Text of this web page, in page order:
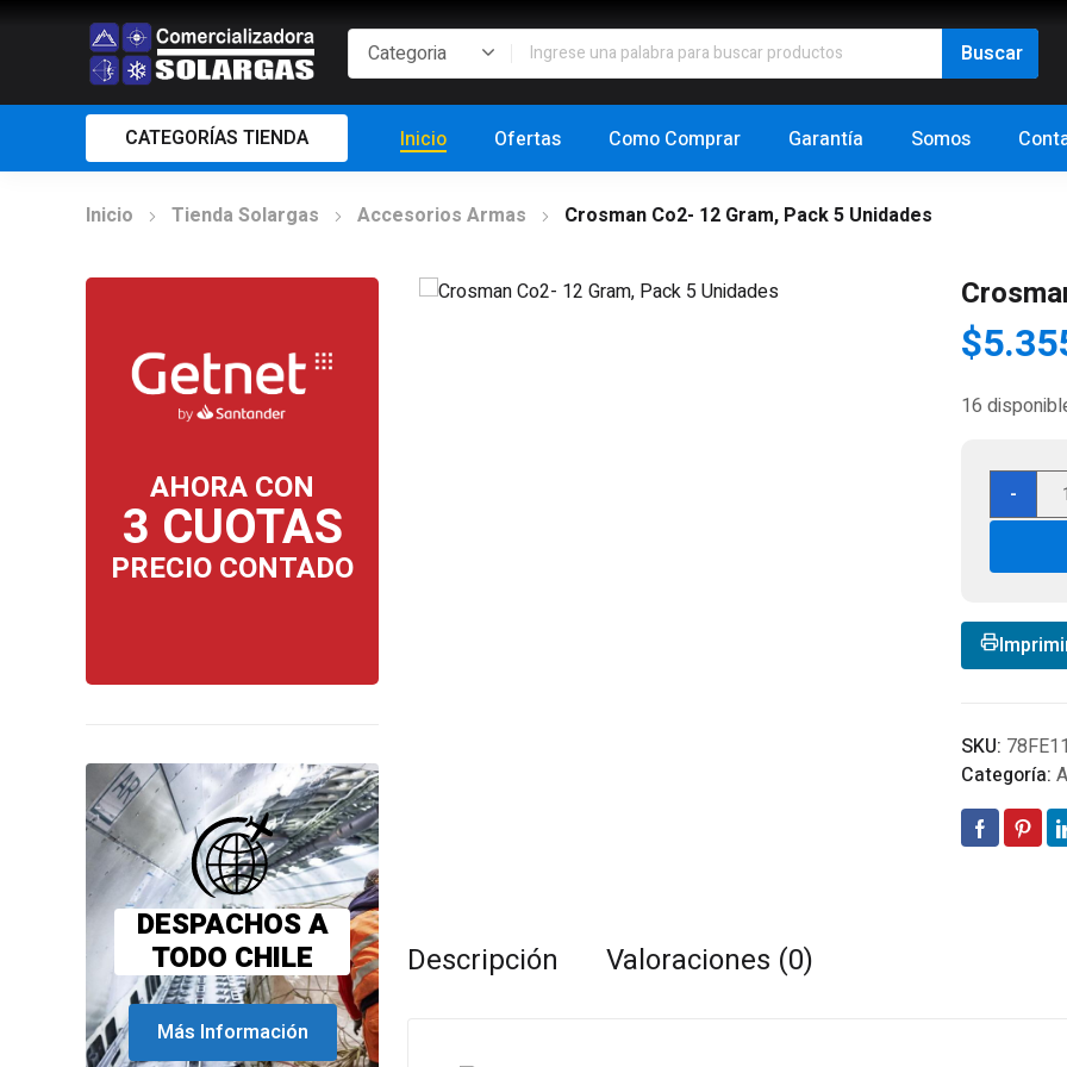
CATEGORÍAS TIENDA Inicio Ofertas Como Comprar Garantía Somos
Inicio Tienda Solargas Accesorios Armas Crosman Co2- 12 Gram, Pack 5 Unidades
AHORA CON
3 CUOTAS
PRECIO CONTADO
DESPACHOS A
TODO CHILE
Más Información
$
16
-
Co2-
SKU: 78FE11
Categoría:
Descripción Valoraciones (0)